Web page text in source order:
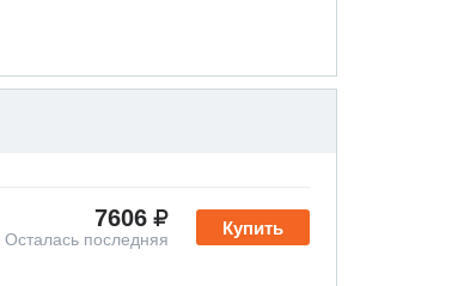
Купить
7606
Осталась последняя